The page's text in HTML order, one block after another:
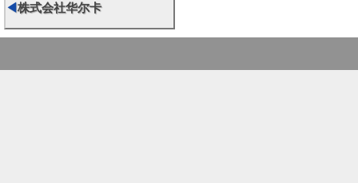
◀株式会社华尔卡